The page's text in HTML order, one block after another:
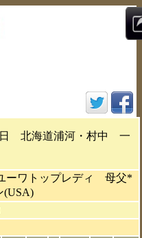
北海道浦河・村中 一
ーワトップレディ 母父*
(USA)